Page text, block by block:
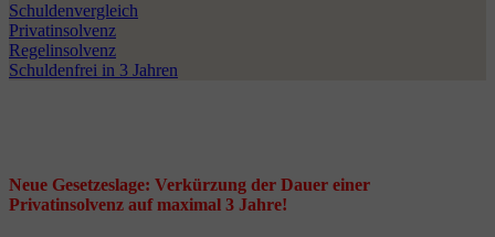
Schuldenvergleich
Privatinsolvenz
Regelinsolvenz
Schuldenfrei in 3 Jahren
Neue Gesetzeslage: Verkürzung der Dauer einer
Privatinsolvenz auf maximal 3 Jahre!